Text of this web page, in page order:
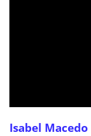
Isabel Macedo